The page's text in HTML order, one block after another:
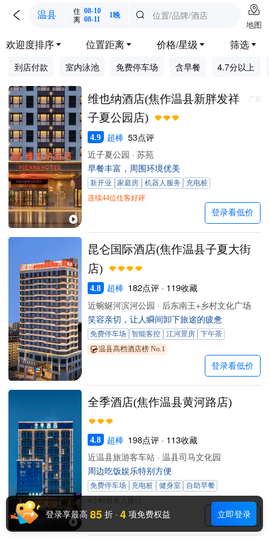
 温县 住 08-10
离 08-11 1晚  位置/品牌/酒店 
地图
欢迎度排序 位置距离  价格/星级  筛选 
到店付款 室内泳池 免费停车场 含早餐 4.7分以上
维也纳酒店(焦作温县新胖发祥
子夏公园店)
广告
4.9 超棒 53点评
近子夏公园 · 苏苑
早餐丰富，周围环境优美
新开业 家庭房 机器人服务
充电桩
连续44位住客好评
登录看低价
昆仑国际酒店(焦作温县子夏大街
店)
4.8 超棒 182点评 · 119收藏
近蜿蜒河滨河公园 · 后东南王+乡村文化广场
笑容亲切，让人瞬间卸下旅途的疲惫
免费停车场 智能客控 江河景房
下午茶
温县高档酒店榜 No.1
登录看低价
全季酒店(焦作温县黄河路店)
4.8 超棒 198点评 · 113收藏
近温县旅游客车站 · 温县司马文化园
周边吃饭娱乐特别方便
免费停车场 充电桩 健身室
自助早餐
登录看低价
登录享最高 85 折 · 4 项免费权益 立即登录